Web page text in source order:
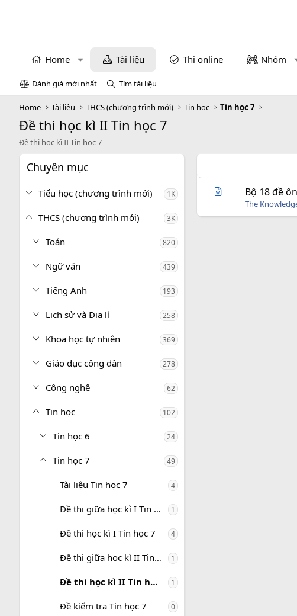
Home Tài liệu Thi online Nhóm
Đánh giá mới nhất Tìm tài liệu
Home Tài liệu THCS (chương trình mới) Tin học Tin học 7
Đề thi học kì II Tin học 7
Đề thi học kì II Tin học 7
Chuyên mục
Tiểu học (chương trình mới) 1K
THCS (chương trình mới) 3K
Toán 820
Ngữ văn 439
Tiếng Anh 193
Lịch sử và Địa lí 258
Khoa học tự nhiên 369
Giáo dục công dân 278
Công nghệ 62
Tin học 102
Tin học 6 24
Tin học 7 49
Tài liệu Tin học 7 4
Đề thi giữa học kì I Tin học 7 1
Đề thi học kì I Tin học 7 4
Đề thi giữa học kì II Tin học 7 1
Đề thi học kì II Tin học 7 1
Đề kiểm tra Tin học 7 0
Bộ 18 đề
The